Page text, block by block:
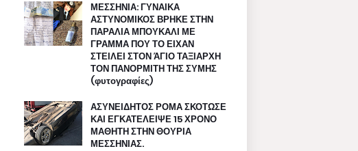
ΜΕΣΣΗΝΙΑ: ΓΥΝΑΙΚΑ
ΑΣΤΥΝΟΜΙΚΟΣ ΒΡΗΚΕ ΣΤΗΝ
ΠΑΡΑΛΙΑ ΜΠΟΥΚΑΛΙ ΜΕ
ΓΡΑΜΜΑ ΠΟΥ ΤΟ ΕΙΧΑΝ
ΣΤΕΙΛΕΙ ΣΤΟΝ ΆΓΙΟ ΤΑΞΙΑΡΧΗ
ΤΟΝ ΠΑΝΟΡΜΙΤΗ ΤΗΣ ΣΥΜΗΣ
(φυτογραφίες)
ΑΣΥΝΕΙΔΗΤΟΣ ΡΟΜΑ ΣΚΟΤΩΣΕ
ΚΑΙ ΕΓΚΑΤΕΛΕΙΨΕ 15 ΧΡΟΝΟ
ΜΑΘΗΤΗ ΣΤΗΝ ΘΟΥΡΙΑ
ΜΕΣΣΗΝΙΑΣ.